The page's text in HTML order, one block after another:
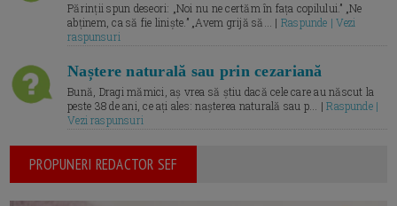
Părinții spun deseori: „Noi nu ne certăm în fața copilului.” „Ne
abținem, ca să fie liniște.” „Avem grijă să... | Raspunde | Vezi
raspunsuri
Naștere naturală sau prin cezariană
Bună, Dragi mămici, aș vrea să știu dacă cele care au născut la
peste 38 de ani, ce ați ales: nașterea naturală sau p... |Raspunde |
Vezi raspunsuri
PROPUNERI REDACTOR SEF